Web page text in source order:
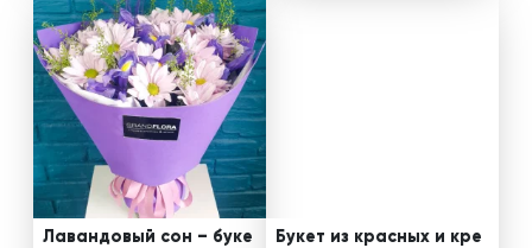
Лавандовый сон – буке
Букет из красных и кре